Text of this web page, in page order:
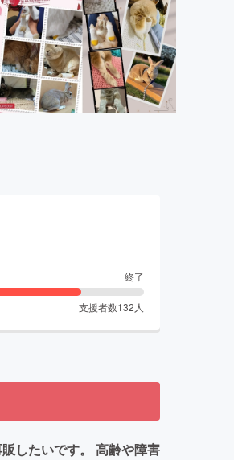
終了
支援者数132 人
したいです。 高齢や障害